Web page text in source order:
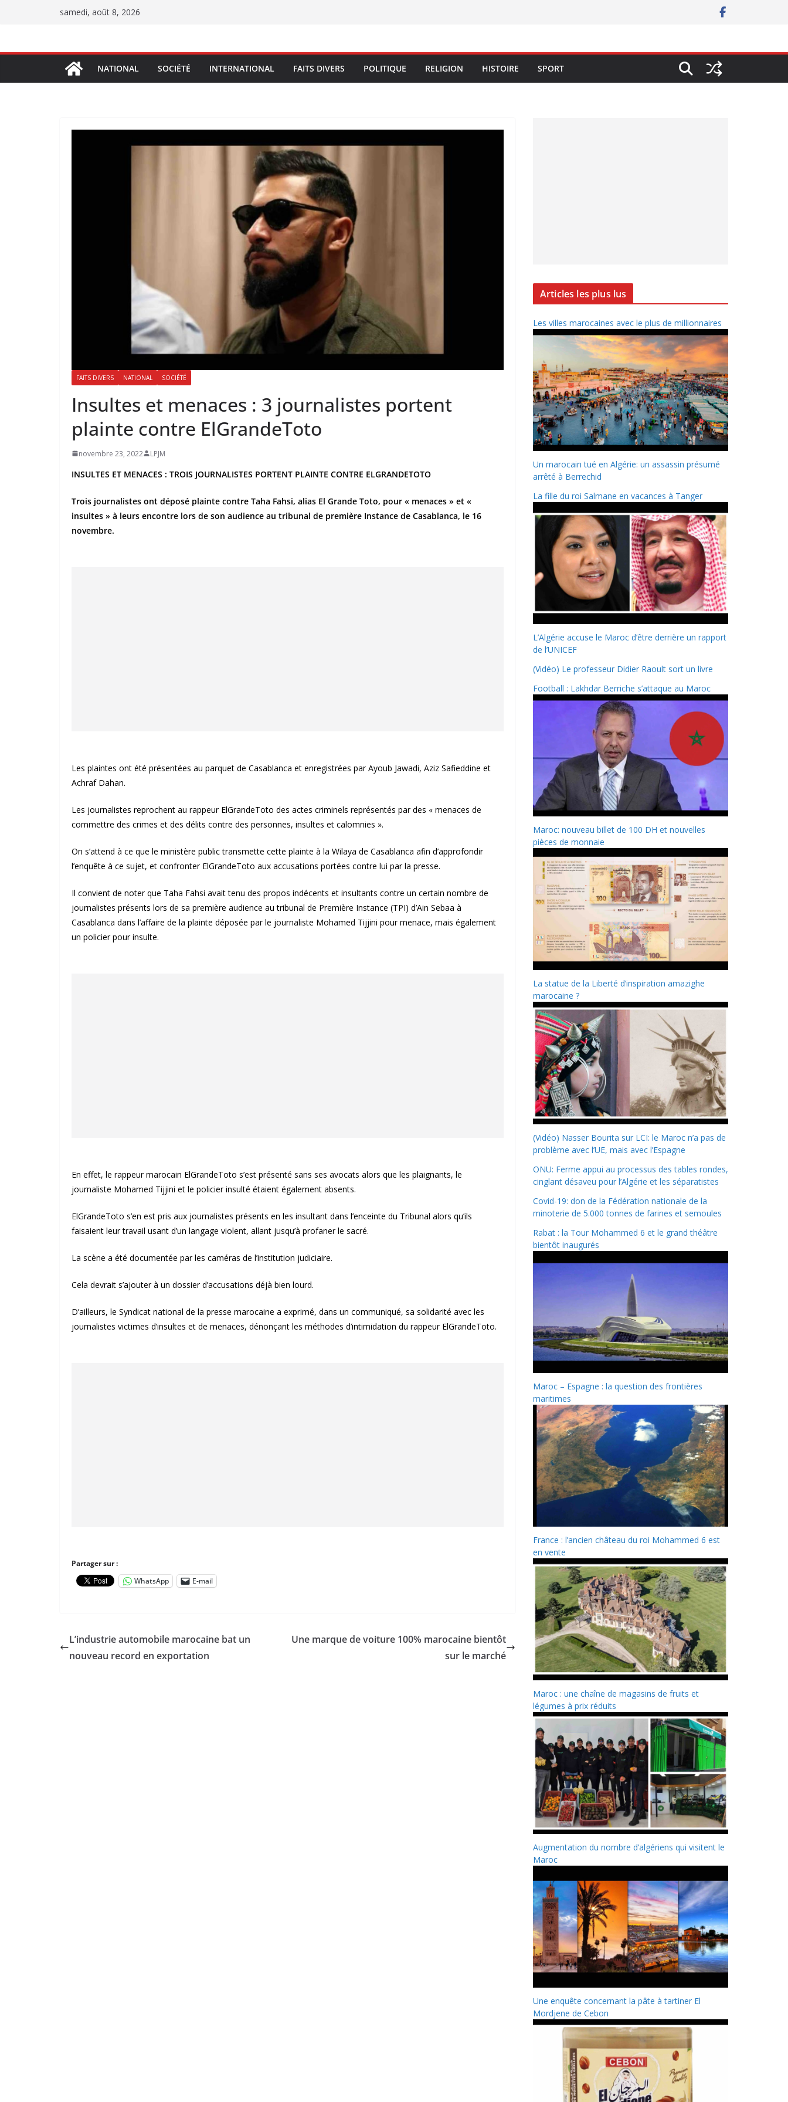
samedi, août 8, 2026
NATIONAL SOCIÉTÉ INTERNATIONAL FAITS DIVERS POLITIQUE RELIGION HISTOIRE SPORT
FAITS DIVERS NATIONAL SOCIÉTÉ
Insultes et menaces : 3 journalistes portent
plainte contre ElGrandeToto
novembre 23, 2022 LPJM
INSULTES ET MENACES : TROIS JOURNALISTES PORTENT PLAINTE CONTRE ELGRANDETOTO
Trois journalistes ont déposé plainte contre Taha Fahsi, alias El Grande Toto, pour « menaces » et «
insultes » à leurs encontre lors de son audience au tribunal de première Instance de Casablanca, le 16
novembre.
Les plaintes ont été présentées au parquet de Casablanca et enregistrées par Ayoub Jawadi, Aziz Safieddine et
Achraf Dahan.
Les journalistes reprochent au rappeur ElGrandeToto des actes criminels représentés par des « menaces de
commettre des crimes et des délits contre des personnes, insultes et calomnies ».
On s’attend à ce que le ministère public transmette cette plainte à la Wilaya de Casablanca afin d’approfondir
l’enquête à ce sujet, et confronter ElGrandeToto aux accusations portées contre lui par la presse.
Il convient de noter que Taha Fahsi avait tenu des propos indécents et insultants contre un certain nombre de
journalistes présents lors de sa première audience au tribunal de Première Instance (TPI) d’Ain Sebaa à
Casablanca dans l’affaire de la plainte déposée par le journaliste Mohamed Tijjini pour menace, mais également
un policier pour insulte.
En effet, le rappeur marocain ElGrandeToto s’est présenté sans ses avocats alors que les plaignants, le
journaliste Mohamed Tijjini et le policier insulté étaient également absents.
ElGrandeToto s’en est pris aux journalistes présents en les insultant dans l’enceinte du Tribunal alors qu’ils
faisaient leur travail usant d’un langage violent, allant jusqu’à profaner le sacré.
La scène a été documentée par les caméras de l’institution judiciaire.
Cela devrait s’ajouter à un dossier d’accusations déjà bien lourd.
D’ailleurs, le Syndicat national de la presse marocaine a exprimé, dans un communiqué, sa solidarité avec les
journalistes victimes d’insultes et de menaces, dénonçant les méthodes d’intimidation du rappeur ElGrandeToto.
Partager sur :
WhatsApp
E-mail
L’industrie automobile marocaine bat un
nouveau record en exportation
Une marque de voiture 100% marocaine bientôt
sur le marché
Articles les plus lus
Les villes marocaines avec le plus de millionnaires
Un marocain tué en Algérie: un assassin présumé
arrêté à Berrechid
La fille du roi Salmane en vacances à Tanger
L’Algérie accuse le Maroc d’être derrière un rapport
de l’UNICEF
(Vidéo) Le professeur Didier Raoult sort un livre
Football : Lakhdar Berriche s’attaque au Maroc
Maroc: nouveau billet de 100 DH et nouvelles
pièces de monnaie
La statue de la Liberté d’inspiration amazighe
marocaine ?
(Vidéo) Nasser Bourita sur LCI: le Maroc n’a pas de
problème avec l’UE, mais avec l’Espagne
ONU: Ferme appui au processus des tables rondes,
cinglant désaveu pour l’Algérie et les séparatistes
Covid-19: don de la Fédération nationale de la
minoterie de 5.000 tonnes de farines et semoules
Rabat : la Tour Mohammed 6 et le grand théâtre
bientôt inaugurés
Maroc – Espagne : la question des frontières
maritimes
France : l’ancien château du roi Mohammed 6 est
en vente
Maroc : une chaîne de magasins de fruits et
légumes à prix réduits
Augmentation du nombre d’algériens qui visitent le
Maroc
Une enquête concernant la pâte à tartiner El
Mordjene de Cebon